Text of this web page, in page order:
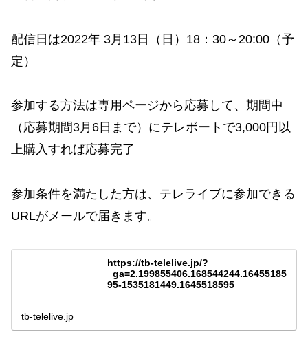
配信日は2022年 3月13日（日）18：30～20:00（予
定）
参加する方法は専用ページから応募して、期間中
（応募期間3月6日まで）にテレボートで3,000円以
上購入すれば応募完了
参加条件を満たした方は、テレライブに参加できる
URLがメールで届きます。
https://tb-telelive.jp/?
_ga=2.199855406.168544244.16455185
95-1535181449.1645518595
tb-telelive.jp